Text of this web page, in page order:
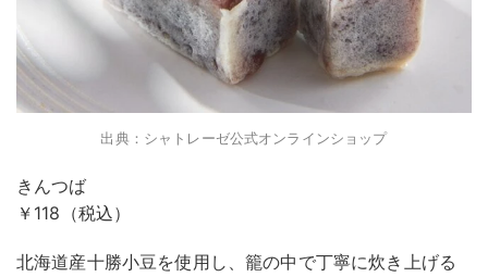
出典：シャトレーゼ公式オンラインショップ
きんつば
￥118（税込）
北海道産十勝小豆を使用し、籠の中で丁寧に炊き上げる